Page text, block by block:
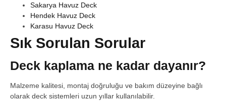
Sakarya Havuz Deck
Hendek Havuz Deck
Karasu Havuz Deck
Sık Sorulan Sorular
Deck kaplama ne kadar dayanır?
Malzeme kalitesi, montaj doğruluğu ve bakım düzeyine bağlı
olarak deck sistemleri uzun yıllar kullanılabilir.